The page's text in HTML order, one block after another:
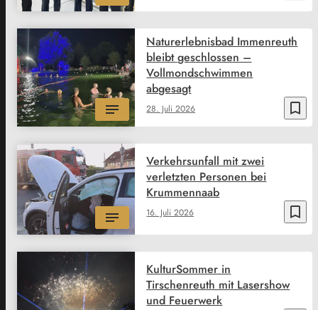
bookmark_border
28. Juli 2026
Naturerlebnisbad Immenreuth
bleibt geschlossen –
Vollmondschwimmen
abgesagt
bookmark_border
16. Juli 2026
Verkehrsunfall mit zwei
verletzten Personen bei
Krummennaab
KulturSommer in
Tirschenreuth mit Lasershow
und Feuerwerk